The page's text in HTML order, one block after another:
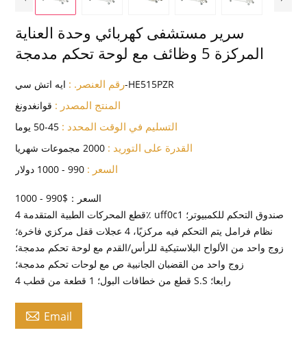
سرير مستشفى كهربائي وحدة العناية
المركزة 5 وظائف مع لوحة تحكم مدمجة
رقم العنصر. :ايه اتش سي-HE515PZR
المنتج المصدر : قوانغدونغ
التسليم في الوقت المحدد : 45-50 يوما
القدرة على التوريد : 2000 مجموعات شهريا
السعر : 990 - 1000 دولار
السعر：$990 - 1000
4 قطع المحركات الطبية المتقدمة٪ uff0c1 صندوق التحكم للكمبيوتر؛
نظام فرامل يتم التحكم فيه مركزيًا، 4 عجلات قفل مركزي فاخرة؛
زوج واحد من الألواح البلاستيكية للرأس/القدم مع لوحة تحكم مدمجة؛
زوج واحد من القضبان الجانبية ص مع لوحات تحكم مدمجة؛
4 قطع من خطافات البول؛ 1 قطعة من قطب S.S رابعا؛
 Email